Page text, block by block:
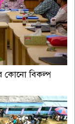
কোনো বিকল্প